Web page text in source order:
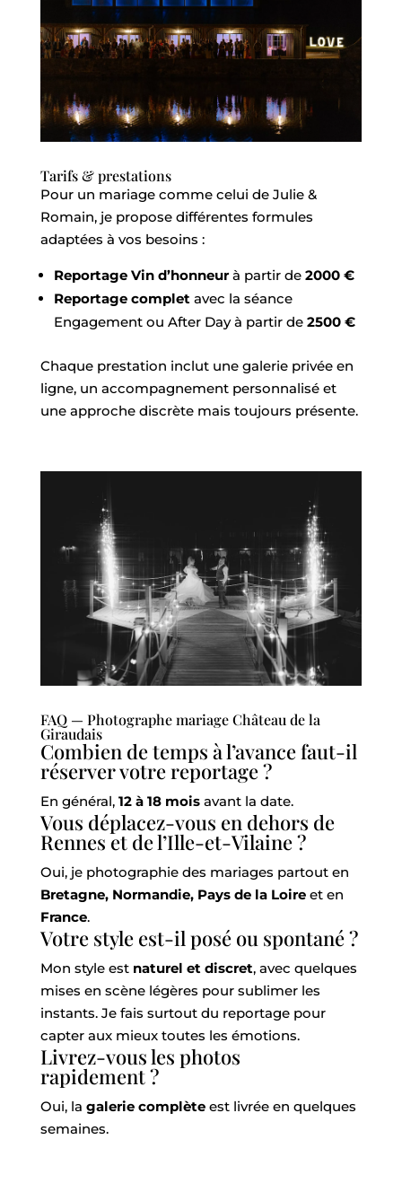
Tarifs & prestations
Pour un mariage comme celui de Julie &
Romain, je propose différentes formules
adaptées à vos besoins :
Reportage Vin d’honneurà partir de 2000 €
Reportage completavec la séance
Engagement ou After Day à partir de 2500 €
Chaque prestation inclut une galerie privée en
ligne, un accompagnement personnalisé et
une approche discrète mais toujours présente.
FAQ — Photographe mariage Château de la
Giraudais
Combien de temps à l’avance faut-il
réserver votre reportage ?
En général, 12 à 18 moisavant la date.
Vous déplacez-vous en dehors de
Rennes et de l’Ille-et-Vilaine ?
Oui, je photographie des mariages partout en
Bretagne, Normandie, Pays de la Loireet en
France.
Votre style est-il posé ou spontané ?
Mon style est naturel et discret, avec quelques
mises en scène légères pour sublimer les
instants. Je fais surtout du reportage pour
capter aux mieux toutes les émotions.
Livrez-vous les photos
rapidement ?
Oui, la galerie complèteest livrée en quelques
semaines.